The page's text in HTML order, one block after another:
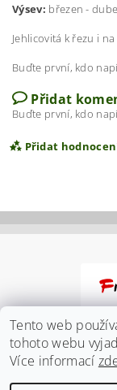
Výsev: březen -
Jehlicovitá k řezu i
Buďte první, kdo
Přidat
Buďte první, kdo
Přidat
Tento web
tohoto webu
Více informací